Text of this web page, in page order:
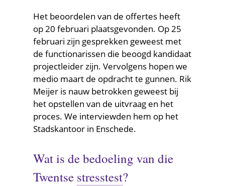
voorbereid
op
de
klimaatontwikkeling)
Het beoordelen van de offertes heeft
op 20 februari plaatsgevonden. Op 25
februari zijn gesprekken geweest met
de functionarissen die beoogd kandidaat
projectleider zijn. Vervolgens hopen we
medio maart de opdracht te gunnen. Rik
Meijer is nauw betrokken geweest bij
het opstellen van de uitvraag en het
proces. We interviewden hem op het
Stadskantoor in Enschede.
Wat is de bedoeling van die
Twentse stresstest(onderzoek
?